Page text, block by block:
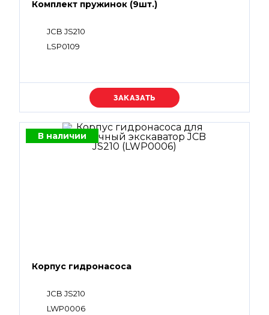
Комплект пружинок (9шт.)
JCB JS210
LSP0109
Уточняйте цену
В наличии
Корпус гидронасоса
JCB JS210
LWP0006